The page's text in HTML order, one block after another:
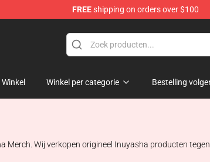
FREEshipping on orders over $100
Winkel Winkel per categorie Bestelling
Merch. Wij verkopen origineel Inuyasha producten